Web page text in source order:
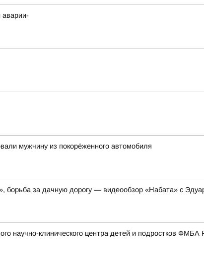
аварии-
мужчину из покорёженного автомобиля
борьба за дачную дорогу — видеообзор «Набата» с
научно-клинического центра детей и подростков ФМБА